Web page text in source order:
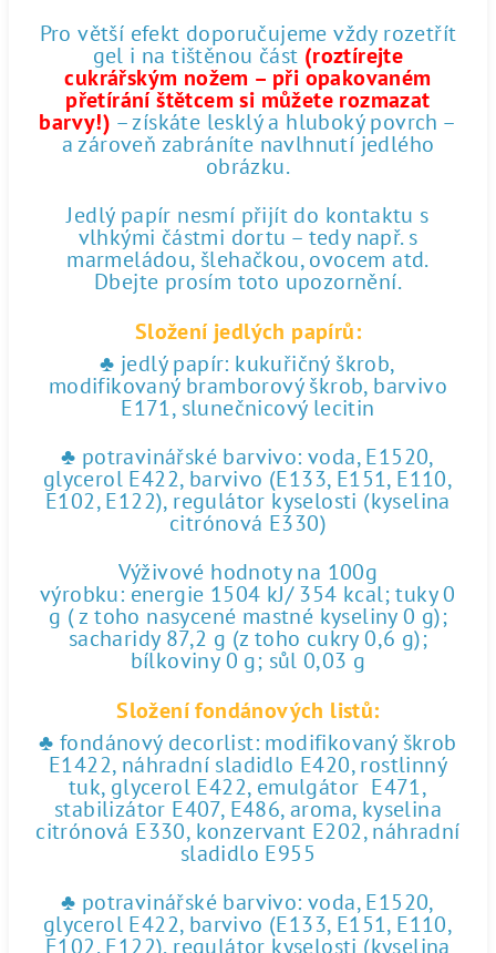
Pro větší efekt doporučujeme vždy rozetřít
gel i na tištěnou část (roztírejte
cukrářským nožem – při opakovaném
přetírání štětcem si můžete rozmazat
barvy!) – získáte lesklý a hluboký povrch –
a zároveň zabráníte navlhnutí jedlého
obrázku.
Jedlý papír nesmí přijít do kontaktu s
vlhkými částmi dortu – tedy např. s
marmeládou, šlehačkou, ovocem atd.
Dbejte prosím toto upozornění.
Složení jedlých papírů:
♣ jedlý papír: kukuřičný škrob,
modifikovaný bramborový škrob, barvivo
E171, slunečnicový lecitin
♣ potravinářské barvivo: voda, E1520,
glycerol E422, barvivo (E133, E151, E110,
E102, E122), regulátor kyselosti (kyselina
citrónová E330)
Výživové hodnoty na 100g
výrobku: energie 1504 kJ/ 354 kcal; tuky 0
g ( z toho nasycené mastné kyseliny 0 g);
sacharidy 87,2 g (z toho cukry 0,6 g);
bílkoviny 0 g; sůl 0,03 g
Složení fondánových listů:
♣ fondánový decorlist: modifikovaný škrob
E1422, náhradní sladidlo E420, rostlinný
tuk, glycerol E422, emulgátor E471,
stabilizátor E407, E486, aroma, kyselina
citrónová E330, konzervant E202, náhradní
sladidlo E955
♣ potravinářské barvivo: voda, E1520,
glycerol E422, barvivo (E133, E151, E110,
E102, E122), regulátor kyselosti (kyselina